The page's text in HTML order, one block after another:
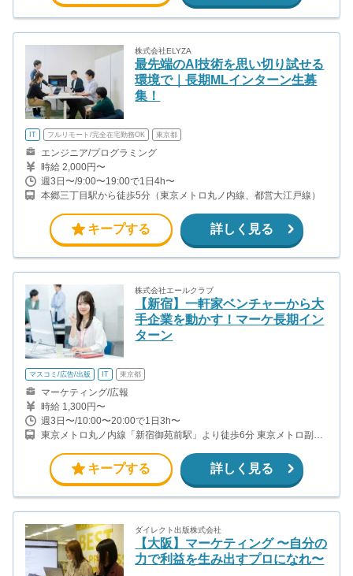
株式会社ELYZA
最先端のAI技術を思い切り試せる
環境で｜長期MLインターン生募
集！
IT フルリモート/完全在宅勤務OK 東京都
エンジニア/プログラミング
時給 2,000円〜
週3日〜/9:00〜19:00で1日4h〜
本郷三丁目駅から徒歩5分（東京メトロ丸ノ内線、都営大江戸線）
キープする 詳しく見る
株式会社エールクラブ
【新宿】一軒家ベンチャーから大
手企業を動かす！マーケ長期イン
ターン
マスコミ/広告/出版 IT 東京都
マーケティング/広報
時給 1,300円〜
週3日〜/10:00〜20:00で1日3h〜
東京メトロ丸ノ内線「新宿御苑前駅」より徒歩6分 東京メトロ副都
駅」より徒歩8分 都営新宿線「曙橋駅」より徒歩10分
キープする 詳しく見る
ダイレクト出版株式会社
【大阪】マーケティング 〜自分の
力で利益を生み出すプロになれ〜